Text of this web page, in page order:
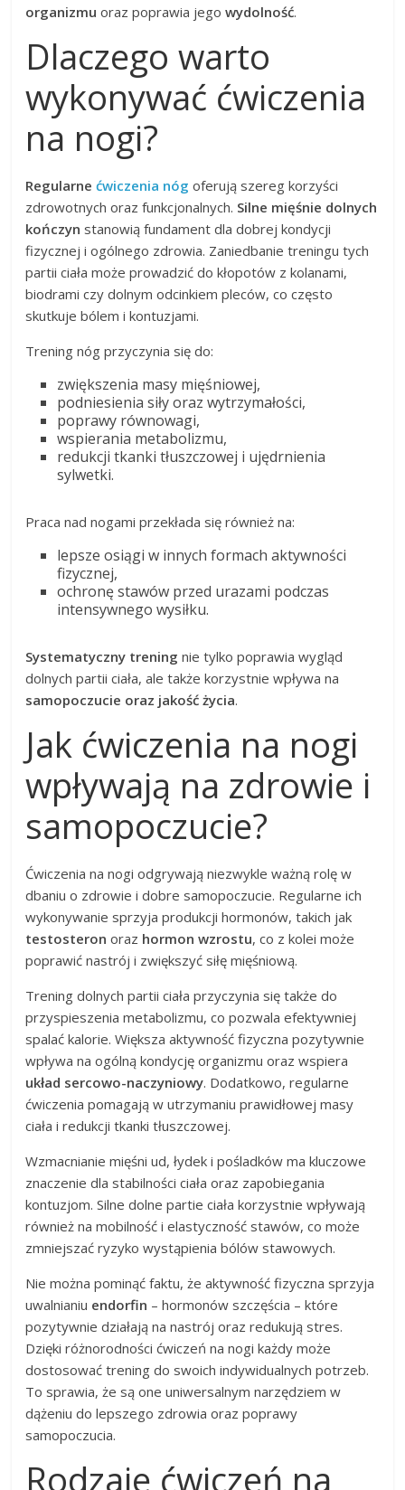
organizmu oraz poprawia jegowydolność.
Dlaczego warto
wykonywać ćwiczenia
na nogi?
Regularnećwiczenia nóg oferują szereg korzyści
zdrowotnych oraz funkcjonalnych. Silne mięśnie dolnych
kończyn stanowią fundament dla dobrej kondycji
fizycznej i ogólnego zdrowia. Zaniedbanie treningu tych
partii ciała może prowadzić do kłopotów z kolanami,
biodrami czy dolnym odcinkiem pleców, co często
skutkuje bólem i kontuzjami.
Trening nóg przyczynia się do:
zwiększenia masy mięśniowej,
podniesienia siły oraz wytrzymałości,
poprawy równowagi,
wspierania metabolizmu,
redukcji tkanki tłuszczowej i ujędrnienia
sylwetki.
Praca nad nogami przekłada się również na:
lepsze osiągi w innych formach aktywności
fizycznej,
ochronę stawów przed urazami podczas
intensywnego wysiłku.
Systematyczny trening nie tylko poprawia wygląd
dolnych partii ciała, ale także korzystnie wpływa na
samopoczucie oraz jakość życia.
Jak ćwiczenia na nogi
wpływają na zdrowie i
samopoczucie?
Ćwiczenia na nogi odgrywają niezwykle ważną rolę w
dbaniu o zdrowie i dobre samopoczucie. Regularne ich
wykonywanie sprzyja produkcji hormonów, takich jak
testosteron oraz hormon wzrostu, co z kolei może
poprawić nastrój i zwiększyć siłę mięśniową.
Trening dolnych partii ciała przyczynia się także do
przyspieszenia metabolizmu, co pozwala efektywniej
spalać kalorie. Większa aktywność fizyczna pozytywnie
wpływa na ogólną kondycję organizmu oraz wspiera
układ sercowo-naczyniowy. Dodatkowo, regularne
ćwiczenia pomagają w utrzymaniu prawidłowej masy
ciała i redukcji tkanki tłuszczowej.
Wzmacnianie mięśni ud, łydek i pośladków ma kluczowe
znaczenie dla stabilności ciała oraz zapobiegania
kontuzjom. Silne dolne partie ciała korzystnie wpływają
również na mobilność i elastyczność stawów, co może
zmniejszać ryzyko wystąpienia bólów stawowych.
Nie można pominąć faktu, że aktywność fizyczna sprzyja
uwalnianiu endorfin – hormonów szczęścia – które
pozytywnie działają na nastrój oraz redukują stres.
Dzięki różnorodności ćwiczeń na nogi każdy może
dostosować trening do swoich indywidualnych potrzeb.
To sprawia, że są one uniwersalnym narzędziem w
dążeniu do lepszego zdrowia oraz poprawy
samopoczucia.
Rodzaje ćwiczeń na